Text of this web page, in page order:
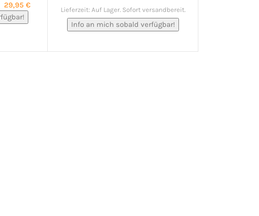
29,95€
Lieferzeit: Auf Lager. Sofort versandbereit.
Info an mich sobald verfügbar!